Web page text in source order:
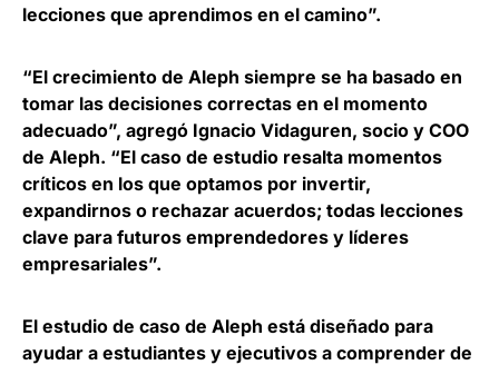
lecciones que aprendimos en el camino”.
“El crecimiento de Aleph siempre se ha basado en
tomar las decisiones correctas en el momento
adecuado”, agregó Ignacio Vidaguren, socio y COO
de Aleph. “El caso de estudio resalta momentos
críticos en los que optamos por invertir,
expandirnos o rechazar acuerdos; todas lecciones
clave para futuros emprendedores y líderes
empresariales”.
El estudio de caso de Aleph está diseñado para
ayudar a estudiantes y ejecutivos a comprender de